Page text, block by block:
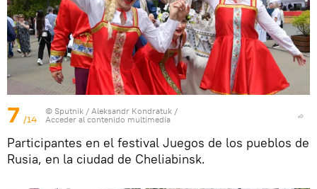
7 /14
© Sputnik / Aleksandr Kondratuk /
Acceder al contenido multimedia
Participantes en el festival Juegos de los pueblos de
Rusia, en la ciudad de Cheliabinsk.